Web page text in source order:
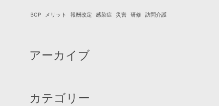
BCP メリット 報酬改定 感染症 災害 研修 訪問介護
アーカイブ
カテゴリー